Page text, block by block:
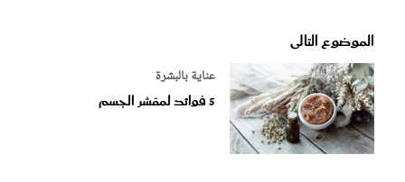
الموضوع التالى
عناية بالبشرة
5 فوائد لمقشر الجسم